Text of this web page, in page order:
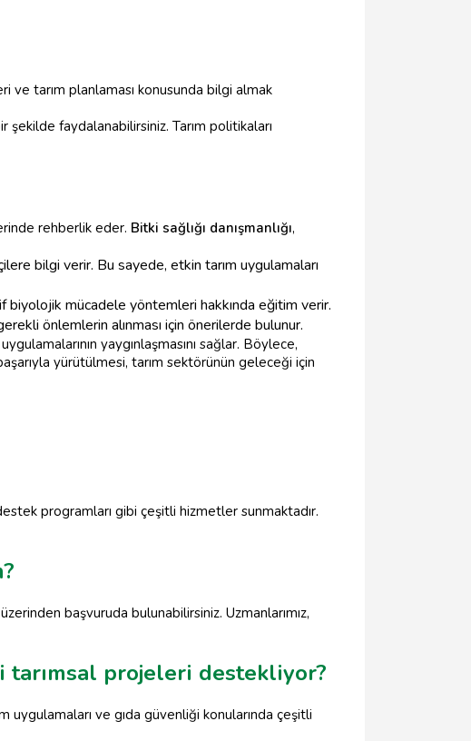
tarım planlaması konusunda bilgi almak
şekilde faydalanabilirsiniz. Tarım politikaları
rehberlik eder. Bitki sağlığı danışmanlığı,
bilgi verir. Bu sayede, etkin tarım uygulamaları
mücadele yöntemleri hakkında eğitim verir.
önlemlerin alınması için önerilerde bulunur.
yaygınlaşmasını sağlar. Böylece,
yürütülmesi, tarım sektörünün geleceği için
programları gibi çeşitli hizmetler sunmaktadır.
başvuruda bulunabilirsiniz. Uzmanlarımız,
tarımsal projeleri destekliyor?
ve gıda güvenliği konularında çeşitli